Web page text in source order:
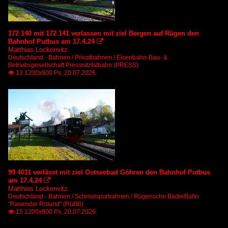
172 140 mit 172 141 verlassen mit ziel Bergen auf Rügen den
Bahnhof Putbus am 17.4.24 
Matthias Lockenvitz
Deutschland - Bahnen / Privatbahnen / Eisenbahn-Bau- &
Betriebsgesellschaft Pressnitztalbahn (PRESS)
 13 1200x800 Px, 20.07.2026
99 4011 verlässt mit ziel Ostseebad Göhren den Bahnhof Putbus
am 17.4.24 
Matthias Lockenvitz
Deutschland - Bahnen / Schmalspurbahnen / Rügensche BäderBahn
"Rasender Roland" (RüBB)
 15 1200x800 Px, 20.07.2026